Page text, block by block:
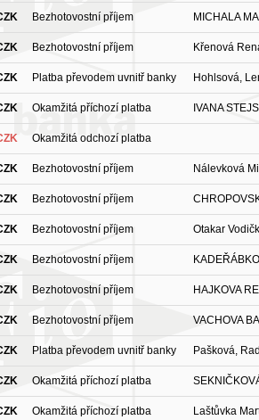
Bezhotovostní příjem MICHALA
Bezhotovostní příjem Křenová
Platba převodem uvnitř banky Hohlsová,
Okamžitá příchozí platba IVANA
Okamžitá odchozí platba
Bezhotovostní příjem Nálevková
Bezhotovostní příjem
Bezhotovostní příjem Otakar
Bezhotovostní příjem
Bezhotovostní příjem HAJKOVA
Bezhotovostní příjem VACHOVA
Platba převodem uvnitř banky Pašková,
Okamžitá příchozí platba
Okamžitá příchozí platba Laštůvka